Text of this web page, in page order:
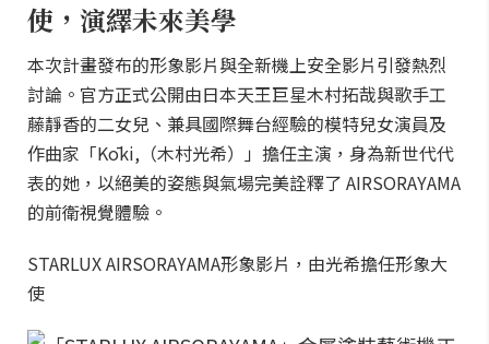
使，演繹未來美學
本次計畫發布的形象影片與全新機上安全影片引發熱烈
討論。官方正式公開由日本天王巨星木村拓哉與歌手工
藤靜香的二女兒、兼具國際舞台經驗的模特兒女演員及
作曲家「Kōki,（木村光希）」擔任主演，身為新世代代
表的她，以絕美的姿態與氣場完美詮釋了 AIRSORAYAMA
的前衛視覺體驗。
STARLUX AIRSORAYAMA形象影片，由光希擔任形象大
使